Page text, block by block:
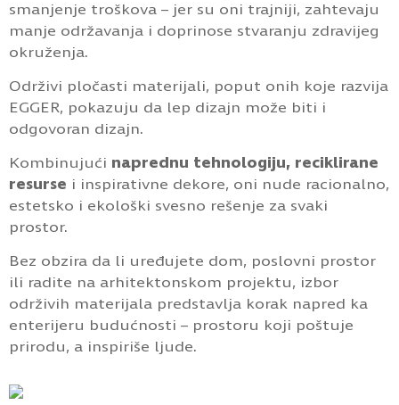
smanjenje troškova – jer su oni trajniji, zahtevaju
manje održavanja i doprinose stvaranju zdravijeg
okruženja.
Održivi pločasti materijali, poput onih koje razvija
EGGER, pokazuju da lep dizajn može biti i
odgovoran dizajn.
Kombinujući naprednu tehnologiju, reciklirane
resurse i inspirativne dekore, oni nude racionalno,
estetsko i ekološki svesno rešenje za svaki
prostor.
Bez obzira da li uređujete dom, poslovni prostor
ili radite na arhitektonskom projektu, izbor
održivih materijala predstavlja korak napred ka
enterijeru budućnosti – prostoru koji poštuje
prirodu, a inspiriše ljude.